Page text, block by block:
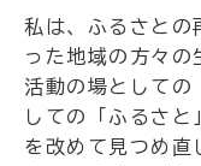
私は、ふるさとの
った地域の方々の
活動の場としての
しての「ふるさ
を改めて見つめ直